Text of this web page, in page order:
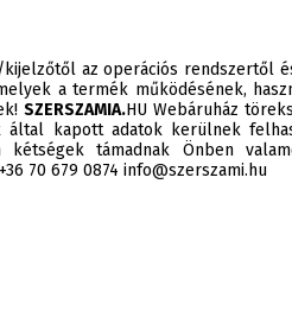
az operációs rendszertől
a termék működésének,
SZERSZAMIA.HU Webáruház
kapott adatok kerülnek
kétségek támadnak Önben
70 679 0874 info@szerszami.hu